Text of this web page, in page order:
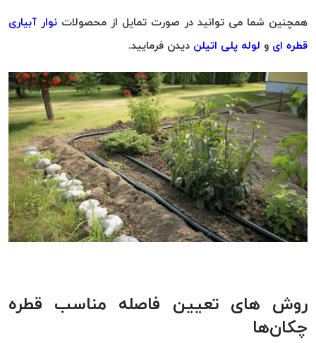
همچنین شما می توانید در صورت تمایل از محصولات نوار آبیاری
قطره ای و لوله پلی اتیلن دیدن فرمایید.
روش‌ های تعیین فاصله مناسب قطره‌
چکان‌ها